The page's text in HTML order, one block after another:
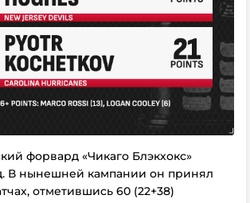
форвард «Чикаго Блэкхокс»
В нынешней кампании он принял
отметившись 60 (22+38)